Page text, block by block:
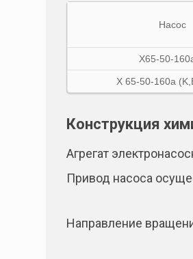
Насос
X65-50-
X 65-50-160а
Конструкция
Агрегат
Привод насоса
Направление